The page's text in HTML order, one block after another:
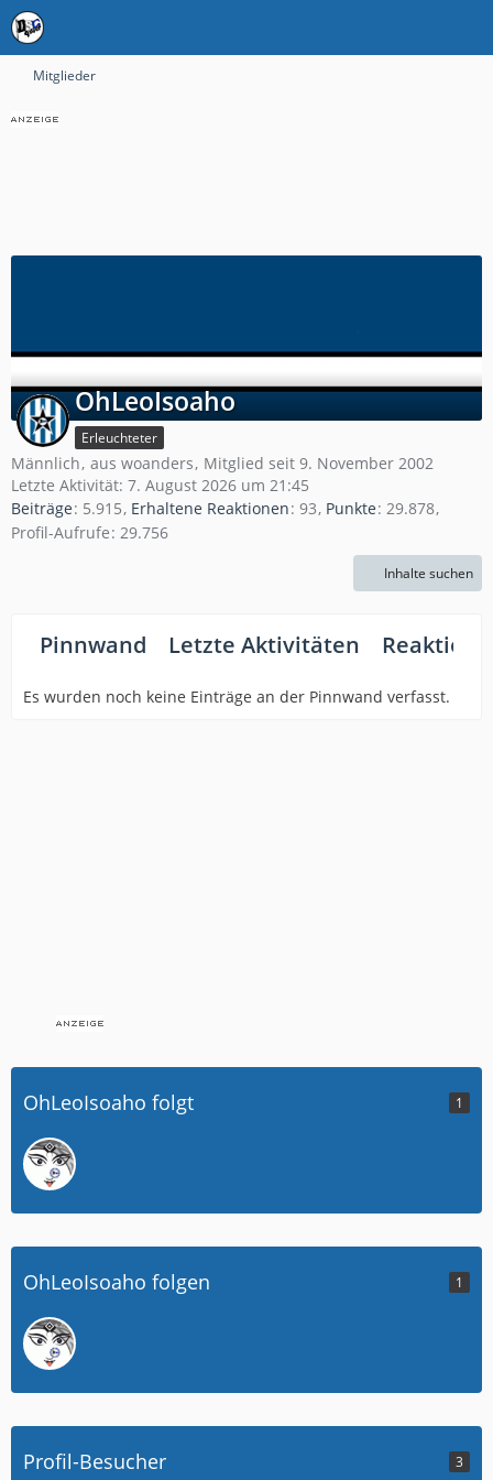
Mitglieder
OhLeoIsoaho
Erleuchteter
Männlich aus woanders Mitglied seit 9. November 2002
Letzte Aktivität: 7. August 2026 um 21:45
Beiträge 5.915 Erhaltene Reaktionen 93 Punkte 29.878
Profil-Aufrufe 29.756
Inhalte suchen
Pinnwand Letzte Aktivitäten
Es wurden noch keine Einträge an der Pinnwand verfasst.
OhLeoIsoaho folgt 1
OhLeoIsoaho folgen 1
Profil-Besucher 3